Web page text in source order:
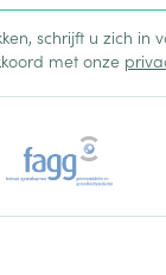
schrijft u zich in
met onze